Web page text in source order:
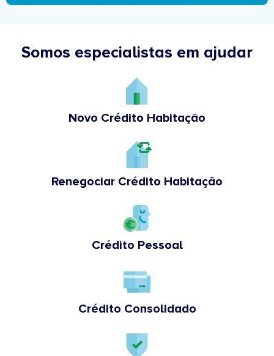
Somos especialistas em ajudar
Novo Crédito Habitação
Renegociar Crédito Habitação
Crédito Pessoal
Crédito Consolidado